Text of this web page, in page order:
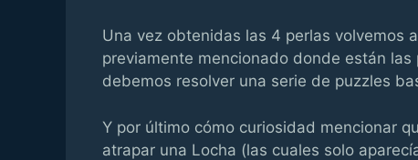
Una vez obtenidas las 4 perlas volvemos
previamente mencionado donde están
debemos resolver una serie de puzzles
Y por último cómo curiosidad mencionar
atrapar una Locha (las cuales solo